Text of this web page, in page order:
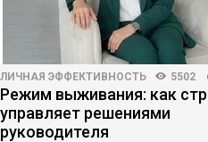
ЛИЧНАЯ ЭФФЕКТИВНОСТЬ 5502
Режим выживания: как
управляет решениями
руководителя